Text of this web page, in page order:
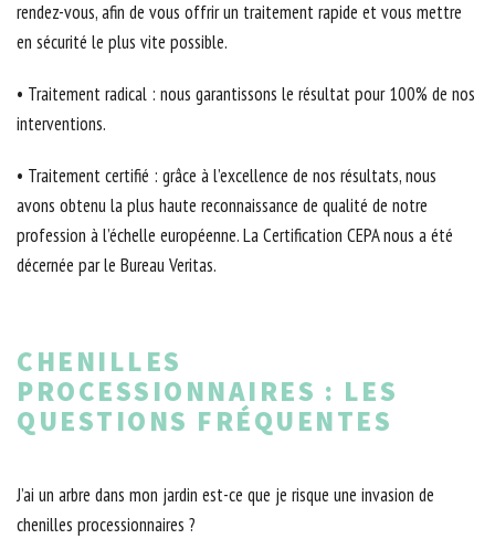
rendez-vous, afin de vous offrir un traitement rapide et vous mettre
en sécurité le plus vite possible.
• Traitement radical : nous garantissons le résultat pour 100% de nos
interventions.
• Traitement certifié : grâce à l’excellence de nos résultats, nous
avons obtenu la plus haute reconnaissance de qualité de notre
profession à l’échelle européenne. La Certification CEPA nous a été
décernée par le Bureau Veritas.
CHENILLES
PROCESSIONNAIRES : LES
QUESTIONS FRÉQUENTES
J’ai un arbre dans mon jardin est-ce que je risque une invasion de
chenilles processionnaires ?